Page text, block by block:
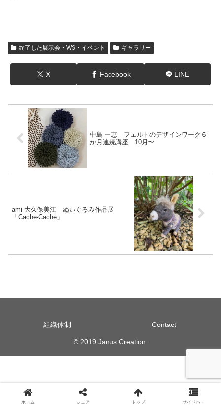
終了した展示会・WS・イベント ギャラリー
X Facebook LINE
中島 一恵 フェルトのデザインワーク６
か月連続講座 10月〜
ami 大久保美江 ぬいぐるみ作品展
「Cache-Cache」
組織体制 Contact
© 2019 Janus Creation.
ホーム シェア トップ サイドバー